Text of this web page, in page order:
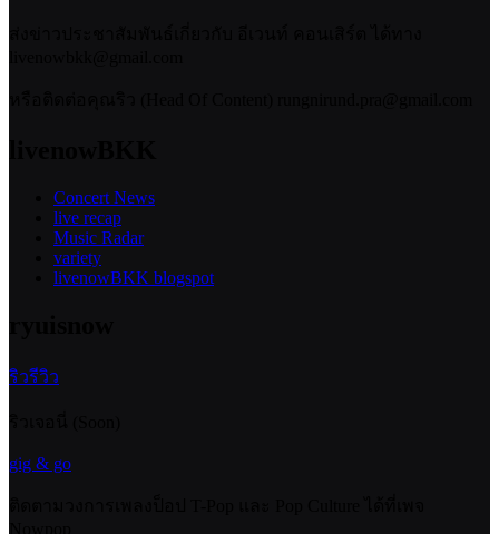
Concert News
live recap
Music Radar
variety
livenowBKK blogspot
ริวรีวิว
gig & go